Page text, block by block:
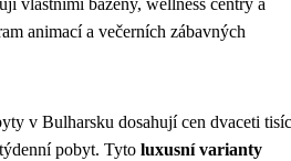
animací a večerních zábavných
v Bulharsku dosahují cen dvaceti tisíc
pobyt. Tyto luxusní varianty